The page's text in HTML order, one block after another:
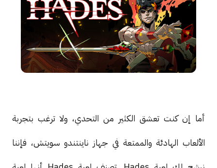
أما إن كنت تعشق الكثير من التحدي، ولا ترغب بتجربة
الألعاب الهادئة والممتعة في جهاز ناينتندو سويتش، فإننا